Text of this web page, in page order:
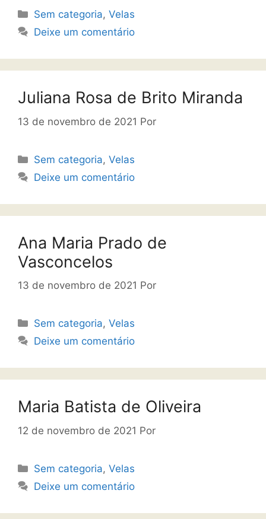
Sem categoria,Velas
Deixe um comentário
Juliana Rosa de Brito Miranda
13 de novembro de 2021 Por
Sem categoria,Velas
Deixe um comentário
Ana Maria Prado de
Vasconcelos
13 de novembro de 2021 Por
Sem categoria,Velas
Deixe um comentário
Maria Batista de Oliveira
12 de novembro de 2021 Por
Sem categoria,Velas
Deixe um comentário